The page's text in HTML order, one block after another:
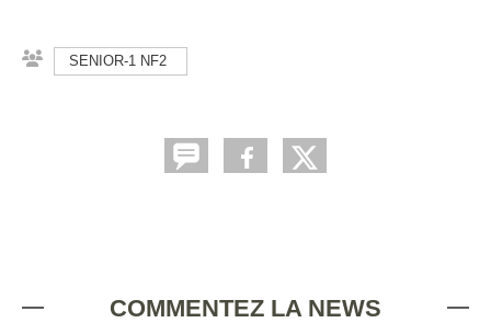
SENIOR-1 NF2
COMMENTEZ LA NEWS